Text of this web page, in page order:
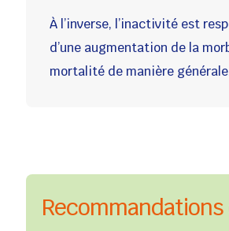
À l’inverse, l’inactivité est
d’une augmentation de la
mortalité de manière
Recommandations